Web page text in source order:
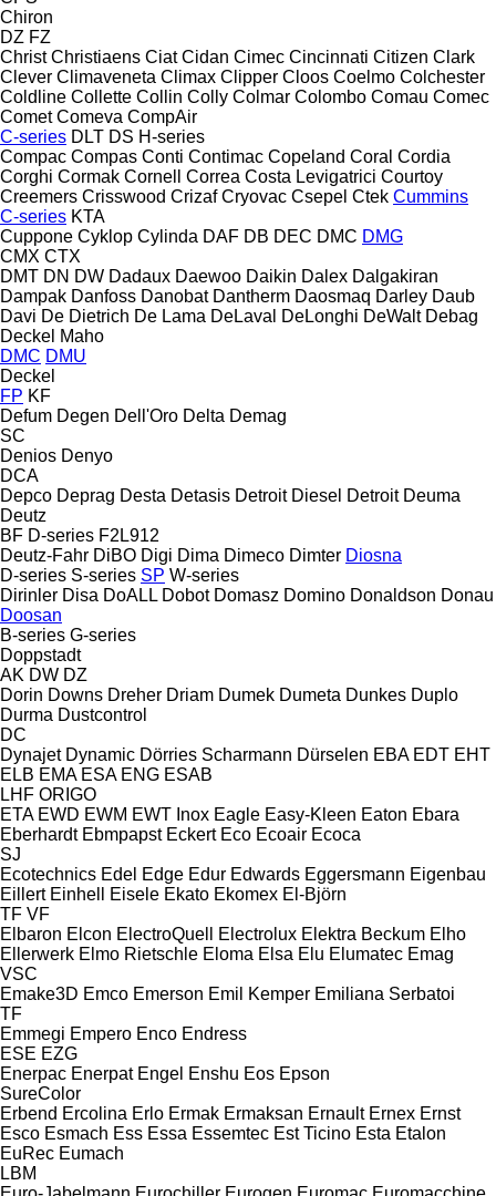
Chiron
DZ FZ
Christ Christiaens Ciat Cidan Cimec Cincinnati Citizen Clark
Clever Climaveneta Climax Clipper Cloos Coelmo Colchester
Coldline Collette Collin Colly Colmar Colombo Comau Comec
Comet Comeva CompAir
C-series DLT DS H-series
Compac Compas Conti Contimac Copeland Coral Cordia
Corghi Cormak Cornell Correa Costa Levigatrici Courtoy
Creemers Crisswood Crizaf Cryovac Csepel Ctek Cummins
C-series KTA
Cuppone Cyklop Cylinda DAF DB DEC DMC DMG
CMX CTX
DMT DN DW Dadaux Daewoo Daikin Dalex Dalgakiran
Dampak Danfoss Danobat Dantherm Daosmaq Darley Daub
Davi De Dietrich De Lama DeLaval DeLonghi DeWalt Debag
Deckel Maho
DMC DMU
Deckel
FP KF
Defum Degen Dell'Oro Delta Demag
SC
Denios Denyo
DCA
Depco Deprag Desta Detasis Detroit Diesel Detroit Deuma
Deutz
BF D-series F2L912
Deutz-Fahr DiBO Digi Dima Dimeco Dimter Diosna
D-series S-series SP W-series
Dirinler Disa DoALL Dobot Domasz Domino Donaldson Donau
Doosan
B-series G-series
Doppstadt
AK DW DZ
Dorin Downs Dreher Driam Dumek Dumeta Dunkes Duplo
Durma Dustcontrol
DC
Dynajet Dynamic Dörries Scharmann Dürselen EBA EDT EHT
ELB EMA ESA ENG ESAB
LHF ORIGO
ETA EWD EWM EWT Inox Eagle Easy-Kleen Eaton Ebara
Eberhardt Ebmpapst Eckert Eco Ecoair Ecoca
SJ
Ecotechnics Edel Edge Edur Edwards Eggersmann Eigenbau
Eillert Einhell Eisele Ekato Ekomex El-Björn
TF VF
Elbaron Elcon ElectroQuell Electrolux Elektra Beckum Elho
Ellerwerk Elmo Rietschle Eloma Elsa Elu Elumatec Emag
VSC
Emake3D Emco Emerson Emil Kemper Emiliana Serbatoi
TF
Emmegi Empero Enco Endress
ESE EZG
Enerpac Enerpat Engel Enshu Eos Epson
SureColor
Erbend Ercolina Erlo Ermak Ermaksan Ernault Ernex Ernst
Esco Esmach Ess Essa Essemtec Est Ticino Esta Etalon
EuRec Eumach
LBM